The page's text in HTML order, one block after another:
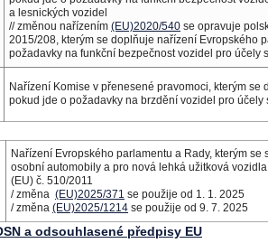
a lesnických vozidel
// změnou nařízením (EU)2020/540 se opravuje
2015/208, kterým se doplňuje nařízení Evropského
požadavky na funkční bezpečnost vozidel pro
Nařízení Komise v přenesené pravomoci, kterým
pokud jde o požadavky na brzdění vozidel pro
Nařízení Evropského parlamentu a Rady, kterým
osobní automobily a pro nová lehká užitková
(EU) č. 510/2011
/ změna (EU)2025/371 se použije od 1. 1. 2025
/ změna (EU)2025/1214 se použije od 9. 7. 2025
a odsouhlasené předpisy EU